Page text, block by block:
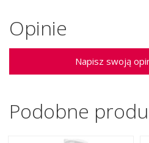
Opinie
Napisz swoją
Podobne